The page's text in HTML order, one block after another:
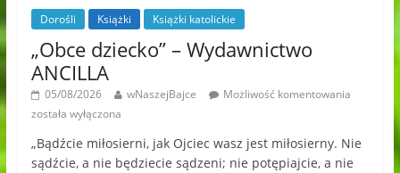
Dorośli Książki Książki katolickie
„Obce dziecko” – Wydawnictwo
ANCILLA
05/08/2026 wNaszejBajce
Możliwość komentowania
została wyłączona
„Bądźcie miłosierni, jak Ojciec wasz jest miłosierny. Nie
sądźcie, a nie będziecie sądzeni; nie potępiajcie, a nie